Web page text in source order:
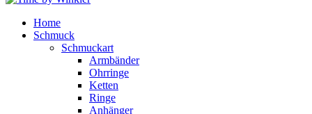
Home
Schmuck
Schmuckart
Armbänder
Ohrringe
Ketten
Ringe
Anhänger